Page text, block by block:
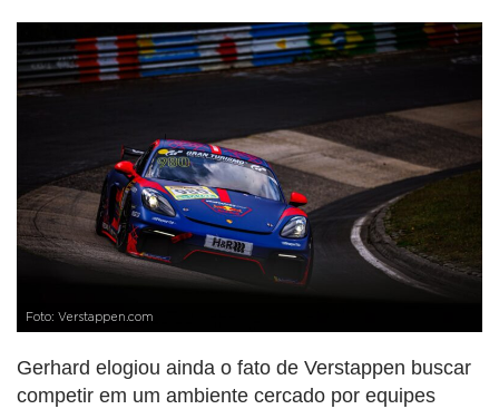
Foto: Verstappen.com
Gerhard elogiou ainda o fato de Verstappen buscar
competir em um ambiente cercado por equipes